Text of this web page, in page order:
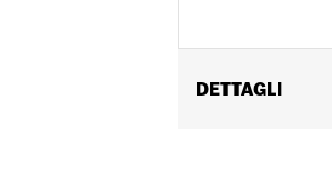
DETTAGLI